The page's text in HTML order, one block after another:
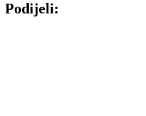
Podijeli: